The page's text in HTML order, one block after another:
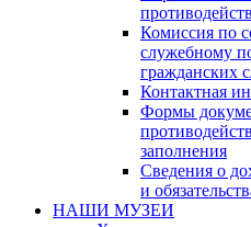
Комиссия по
служебному
гражданских
Контактная
Формы
заполнения
Сведения о
и
НАШИ МУЗЕИ